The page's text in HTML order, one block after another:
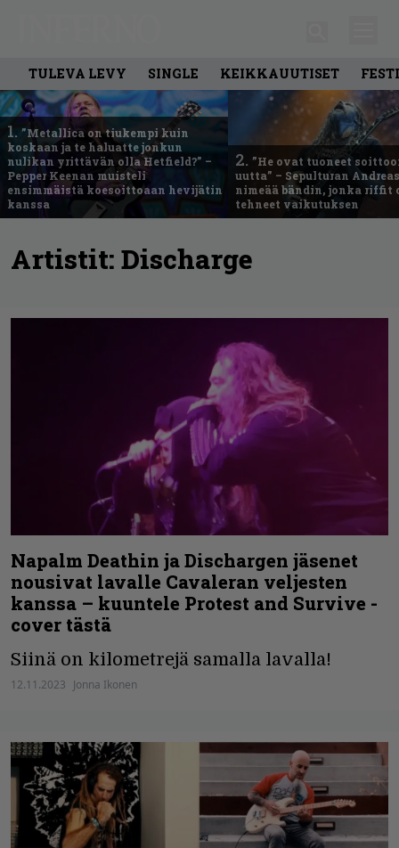
TULEVA LEVY SINGLE KEIKKAUUTISET
1. ”Metallica on tiukempi kuin
koskaan ja te haluatte jonkun
nulikan yrittävän olla Hetfield?” –
Pepper Keenan muisteli
ensimmäistä koesoittoaan hevijätin
kanssa
2. ”He ovat tuoneet
uutta” – Sepulturan
nimeää bändin, jonka riffit
tehneet vaikutuksen
Artistit: Discharge
Napalm Deathin ja Dischargen jäsenet
nousivat lavalle Cavaleran veljesten
kanssa – kuuntele Protest and Survive -
cover tästä
Siinä on kilometrejä samalla lavalla!
12.11.2023 Jonna Ikonen